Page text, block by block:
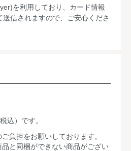
を利用しており、カード情報
信されますので、ご安心くださ
込）です。
負担をお願いしております。
品と同梱ができない商品がござい